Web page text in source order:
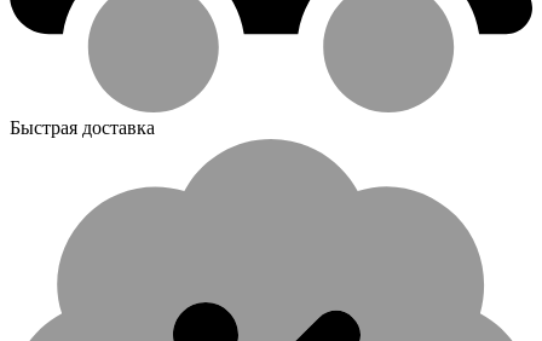
Быстрая доставка